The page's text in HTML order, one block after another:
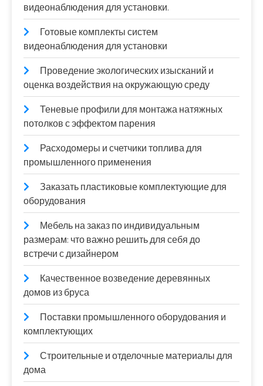
видеонаблюдения для установки.
Готовые комплекты систем
видеонаблюдения для установки
Проведение экологических изысканий и
оценка воздействия на окружающую среду
Теневые профили для монтажа натяжных
потолков с эффектом парения
Расходомеры и счетчики топлива для
промышленного применения
Заказать пластиковые комплектующие для
оборудования
Мебель на заказ по индивидуальным
размерам: что важно решить для себя до
встречи с дизайнером
Качественное возведение деревянных
домов из бруса
Поставки промышленного оборудования и
комплектующих
Строительные и отделочные материалы для
дома